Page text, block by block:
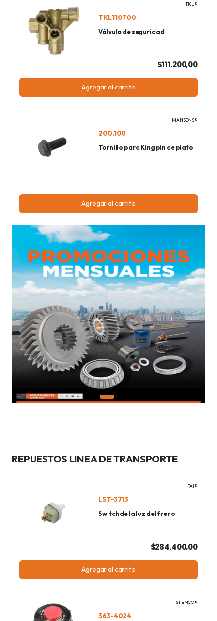
TKL®
TKL110700
Válvula de seguridad
$111.200,00
Agregar al carrito
MANSONS®
200.100
Tornillo para King pin de plato
Agregar al carrito
REPUESTOS LINEA DE TRANSPORTE
PAI®
LST-3713
Switch de la luz del freno
$284.400,00
Agregar al carrito
STEMCO®
363-4024